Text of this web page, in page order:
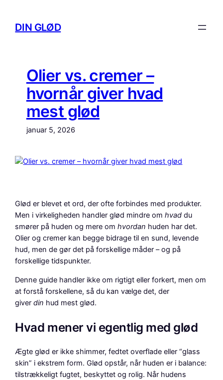
indhold
DIN GLØD
Olier vs. cremer –
hvornår giver hvad
mest glød
januar 5, 2026
Glød er blevet et ord, der ofte forbindes med produkter.
Men i virkeligheden handler glød mindre omhvad du
smører på huden og mere omhvordan huden har det.
Olier og cremer kan begge bidrage til en sund, levende
hud, men de gør det på forskellige måder – og på
forskellige tidspunkter.
Denne guide handler ikke om rigtigt eller forkert, men om
at forstå forskellene, så du kan vælge det, der
giverdin hud mest glød.
Hvad mener vi egentlig med glød
Ægte glød er ikke shimmer, fedtet overflade eller “glass
skin” i ekstrem form. Glød opstår, når huden er i balance:
tilstrækkeligt fugtet, beskyttet og rolig. Når hudens